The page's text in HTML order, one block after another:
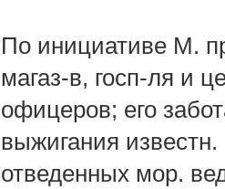
По инициативе М.
магаз-в, госп-ля и
офицеров; его
выжигания
отведенных мор.